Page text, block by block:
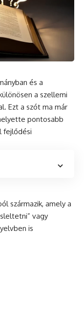
és a
a szellemi
Ezt a szót ma már
pontosabb
fejlődési
származik, amely a
vagy
is